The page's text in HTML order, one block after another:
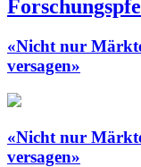
«Nicht nur
versagen»
«Nicht nur
versagen»